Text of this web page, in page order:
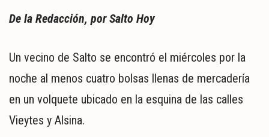
POLICIALES
DEPORTES
ESPECTÁCULOS
De la Redacción, por Salto Hoy
Un vecino de Salto se encontró el miércoles por la
noche al menos cuatro bolsas llenas de mercadería
en un volquete ubicado en la esquina de las calles
Vieytes y Alsina.